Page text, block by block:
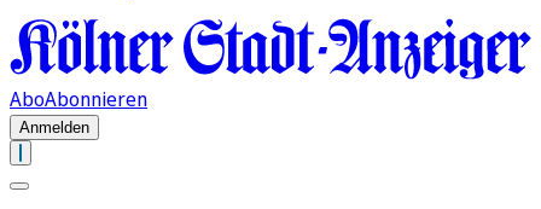
AboAbonnieren
Anmelden